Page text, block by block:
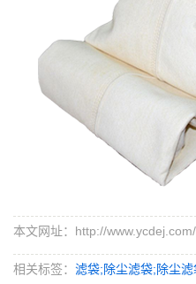
本文网址：http://
相关标签： 滤袋;除尘滤袋;除尘滤